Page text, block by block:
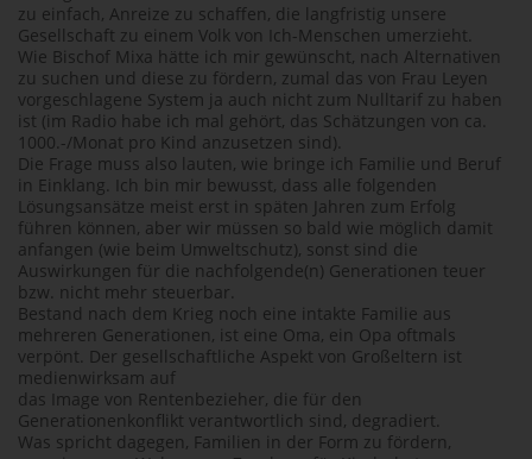
zu einfach, Anreize zu schaffen, die langfristig unsere
Gesellschaft zu einem Volk von Ich-Menschen umerzieht.
Wie Bischof Mixa hätte ich mir gewünscht, nach Alternativen
zu suchen und diese zu fördern, zumal das von Frau Leyen
vorgeschlagene System ja auch nicht zum Nulltarif zu haben
ist (im Radio habe ich mal gehört, das Schätzungen von ca.
1000.-/Monat pro Kind anzusetzen sind).
Die Frage muss also lauten, wie bringe ich Familie und Beruf
in Einklang. Ich bin mir bewusst, dass alle folgenden
Lösungsansätze meist erst in späten Jahren zum Erfolg
führen können, aber wir müssen so bald wie möglich damit
anfangen (wie beim Umweltschutz), sonst sind die
Auswirkungen für die nachfolgende(n) Generationen teuer
bzw. nicht mehr steuerbar.
Bestand nach dem Krieg noch eine intakte Familie aus
mehreren Generationen, ist eine Oma, ein Opa oftmals
verpönt. Der gesellschaftliche Aspekt von Großeltern ist
medienwirksam auf
das Image von Rentenbezieher, die für den
Generationenkonflikt verantwortlich sind, degradiert.
Was spricht dagegen, Familien in der Form zu fördern,